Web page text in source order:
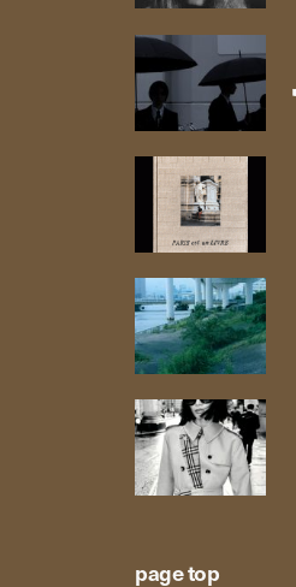
page top